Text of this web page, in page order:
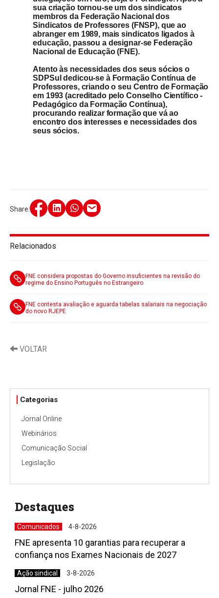
Relacionados
FNE considera propostas do Governo insuficientes na revisão do
regime do Ensino Português no Estrangeiro
FNE contesta avaliação e aguarda tabelas salariais na negociação
do novo RJEPE
sua criação tornou-se um dos sindicatos
membros da Federação Nacional dos
Sindicatos de Professores (FNSP), que ao
abranger em 1989, mais sindicatos ligados à
educação, passou a designar-se Federação
Nacional de Educação (FNE).
Atento às necessidades dos seus sócios o
SDPSul dedicou-se à Formação Contínua de
Professores, criando o seu Centro de Formação
em 1993 (acreditado pelo Conselho Científico -
Pedagógico da Formação Contínua),
procurando realizar formação que vá ao
encontro dos interesses e necessidades dos
seus sócios.
Share:
VOLTAR
Categorias
Jornal Online
Webinários
Comunicação Social
Legislação
Destaques
Comunicados 4-8-2026
FNE apresenta 10 garantias para recuperar a
confiança nos Exames Nacionais de 2027
Ação sindical 3-8-2026
Jornal FNE - julho 2026